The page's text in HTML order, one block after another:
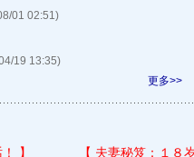
01 02:51)
19 13:35)
更多>>